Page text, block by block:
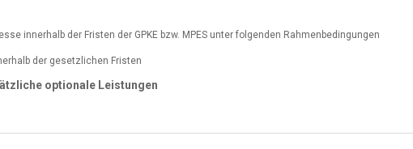
innerhalb der Fristen der GPKE bzw. MPES unter folgenden Rahmenbedingungen
der gesetzlichen Fristen
optionale Leistungen